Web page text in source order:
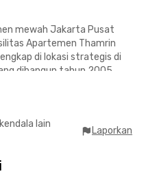
mewah Jakarta Pusat
Apartemen Thamrin
di lokasi strategis di
dibangun tahun 2005
ini menjadi
maupun ekspat.
memiliki kamar nyaman
kamar tidur berfurnitur
kabel, water heater,
lain
Laporkan